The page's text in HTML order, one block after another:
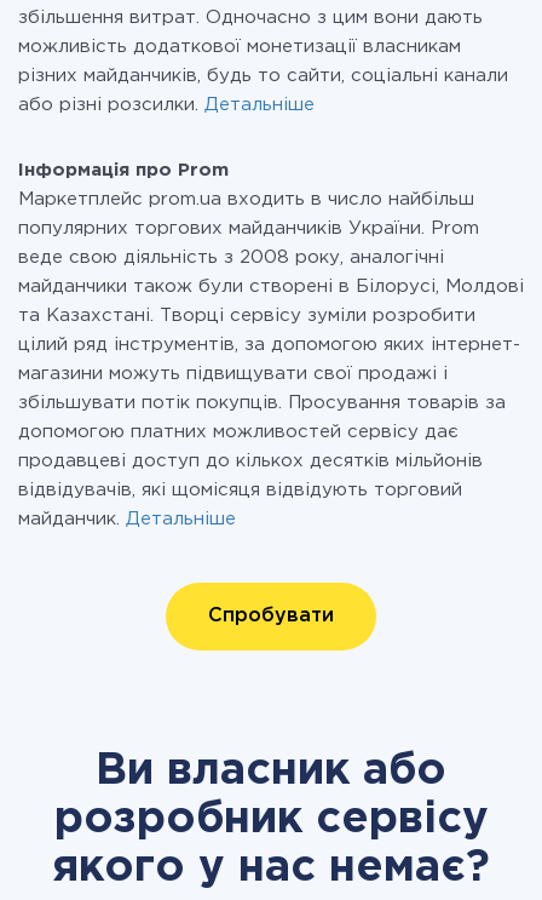
збільшення витрат. Одночасно з цим вони дають
можливість додаткової монетизації власникам
різних майданчиків, будь то сайти, соціальні канали
або різні розсилки. Детальніше
Інформація про Prom
Маркетплейс prom.ua входить в число найбільш
популярних торгових майданчиків України. Prom
веде свою діяльність з 2008 року, аналогічні
майданчики також були створені в Білорусі, Молдові
та Казахстані. Творці сервісу зуміли розробити
цілий ряд інструментів, за допомогою яких інтернет-
магазини можуть підвищувати свої продажі і
збільшувати потік покупців. Просування товарів за
допомогою платних можливостей сервісу дає
продавцеві доступ до кількох десятків мільйонів
відвідувачів, які щомісяця відвідують торговий
майданчик. Детальніше
Спробувати
Ви власник або
розробник сервісу
якого у нас немає?